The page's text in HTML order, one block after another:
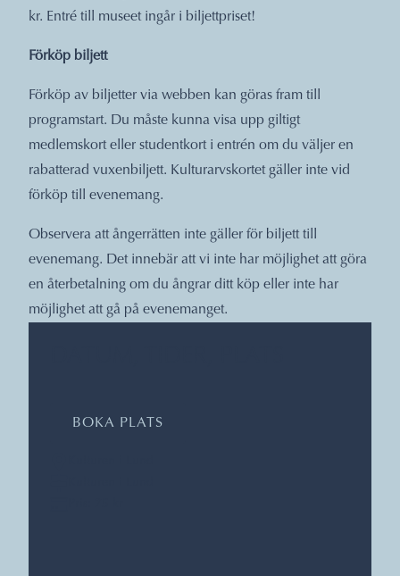
kr. Entré till museet ingår i biljettpriset!
Förköp biljett
Förköp av biljetter via webben kan göras fram till
programstart. Du måste kunna visa upp giltigt
medlemskort eller studentkort i entrén om du väljer en
rabatterad vuxenbiljett. Kulturarvskortet gäller inte vid
förköp till evenemang.
Observera att ångerrätten inte gäller för biljett till
evenemang. Det innebär att vi inte har möjlighet att göra
en återbetalning om du ångrar ditt köp eller inte har
möjlighet att gå på evenemanget.
BOKA PLATS